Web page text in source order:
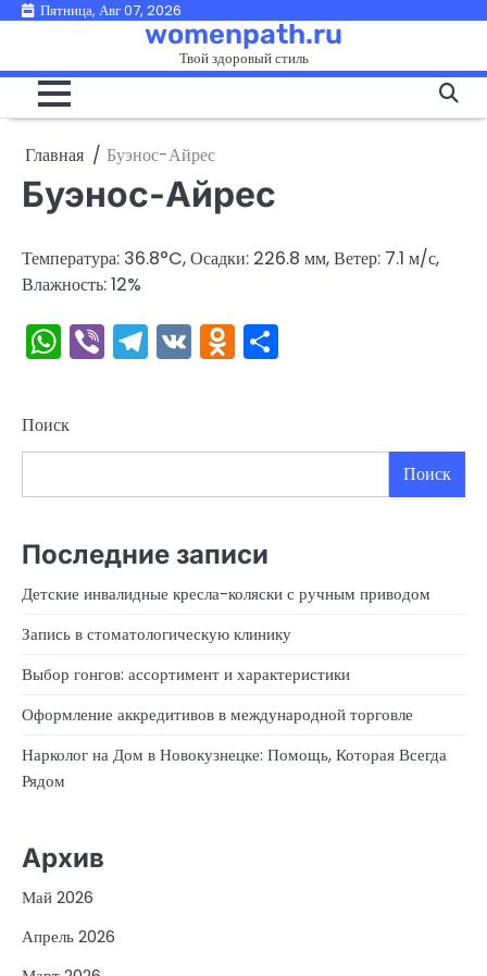
ПерейтиПятница, Авг 07, 2026
womenpath.ru
Твой здоровый стиль
Главная Буэнос-Айрес
Буэнос-Айрес
Температура: 36.8°C, Осадки: 226.8 мм, Ветер: 7.1 м/с,
Влажность: 12%
WhatsApp
ViberTelegram
VKOdnoklassniki
Поиск
Поиск
Последние записи
Детские инвалидные кресла-коляски с ручным приводом
Запись в стоматологическую клинику
Выбор гонгов: ассортимент и характеристики
Оформление аккредитивов в международной торговле
Нарколог на Дом в Новокузнецке: Помощь, Которая Всегда
Рядом
Архив
Май 2026
Апрель 2026